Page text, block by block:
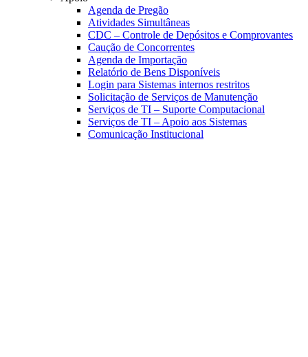
Agenda de Pregão
Atividades Simultâneas
CDC – Controle de Depósitos e Comprovantes
Caução de Concorrentes
Agenda de Importação
Relatório de Bens Disponíveis
Login para Sistemas internos restritos
Solicitação de Serviços de Manutenção
Serviços de TI – Suporte Computacional
Serviços de TI – Apoio aos Sistemas
Comunicação Institucional